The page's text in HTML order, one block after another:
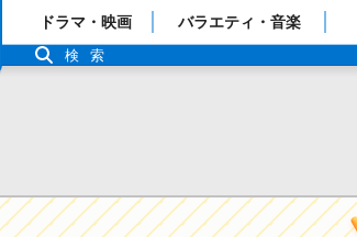
「TBSテレビ」トップページ
番組表
ドラマ・映画 バラエティ・音楽
検索